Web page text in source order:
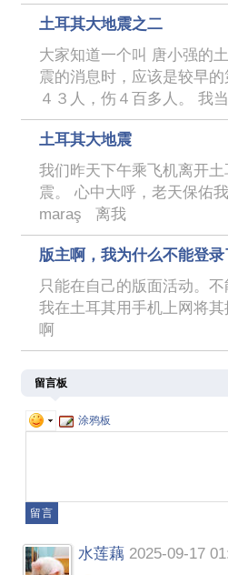
土耳其大地震之二
大家知道一个叫 唐小强的
震的消息时，应该是较早
４３人，伤４百多人。 我
土耳其大地震
我们昨天下午乘飞机离开
震。 心中大呼，老天保佑
maraş 离我
版主啊，我为什么不能登录
只能在自己的版面活动。
我在土耳其用手机上网将
啊
留言板
涂鸦板
水莲藕 2025-09-17